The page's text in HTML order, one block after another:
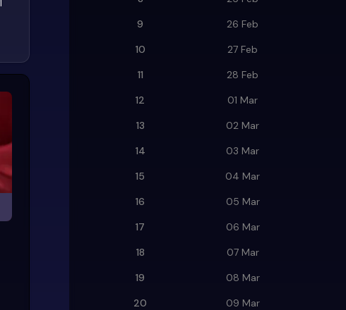
9
26 Feb
10
27 Feb
11
28 Feb
12
01 Mar
13
02 Mar
14
03 Mar
15
04 Mar
16
05 Mar
17
06 Mar
18
07 Mar
19
08 Mar
20
09 Mar